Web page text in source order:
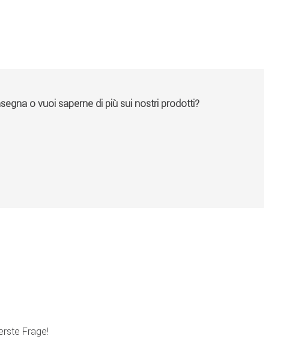
o vuoi saperne di più sui nostri prodotti?
Frage!